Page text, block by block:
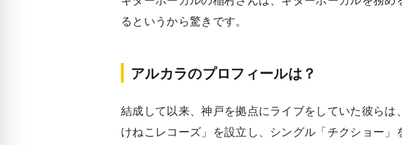
るというから驚きです。
アルカラのプロフィールは？
結成して以来、神戸を拠点にライブをしていた彼ら
けねこレコーズ」を設立し、シングル「チクショー」